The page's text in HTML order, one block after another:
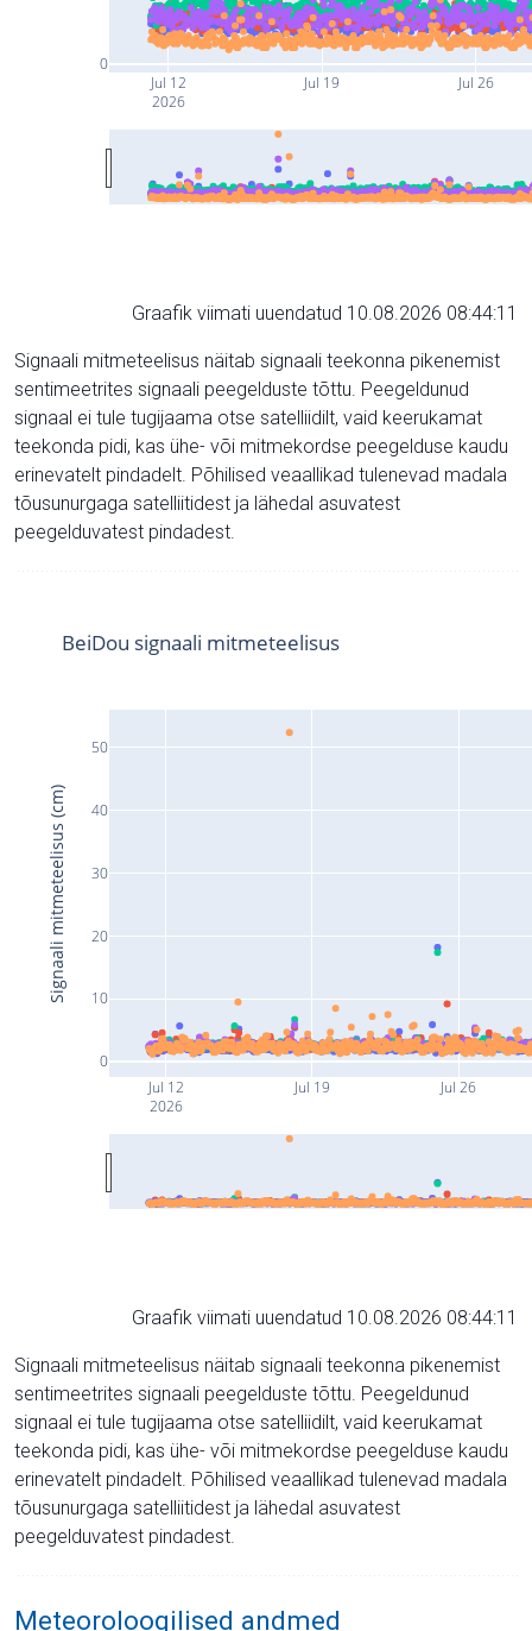
Jul 12
2026
Jul 19 Jul 26
0
Graafik viimati uuendatud 10.08.2026 08:44:11
Signaali mitmeteelisus näitab signaali teekonna pikenemist
sentimeetrites signaali peegelduste tõttu. Peegeldunud
signaal ei tule tugijaama otse satelliidilt, vaid keerukamat
teekonda pidi, kas ühe- või mitmekordse peegelduse kaudu
erinevatelt pindadelt. Põhilised veaallikad tulenevad madala
tõusunurgaga satelliitidest ja lähedal asuvatest
peegelduvatest pindadest.
Jul 12
2026
Jul 19 Jul 26
0
10
20
30
40
50
BeiDou signaali mitmeteelisus
Signaali mitmeteelisus (cm)
Graafik viimati uuendatud 10.08.2026 08:44:11
Signaali mitmeteelisus näitab signaali teekonna pikenemist
sentimeetrites signaali peegelduste tõttu. Peegeldunud
signaal ei tule tugijaama otse satelliidilt, vaid keerukamat
teekonda pidi, kas ühe- või mitmekordse peegelduse kaudu
erinevatelt pindadelt. Põhilised veaallikad tulenevad madala
tõusunurgaga satelliitidest ja lähedal asuvatest
peegelduvatest pindadest.
Meteoroloogilised andmed